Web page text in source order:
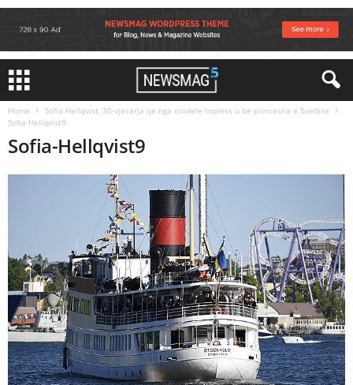
Home
Sofia Hellqvist, 30-vjecarja qe nga modele topless u be princesha e Suedise
Sofia-Hellqvist9
Sofia-Hellqvist9